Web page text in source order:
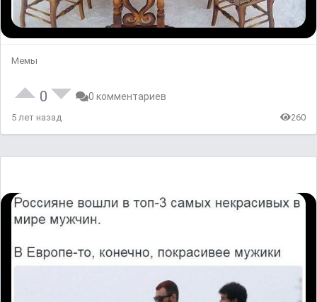
Мемы
0 0 комментариев
5 лет назад 260